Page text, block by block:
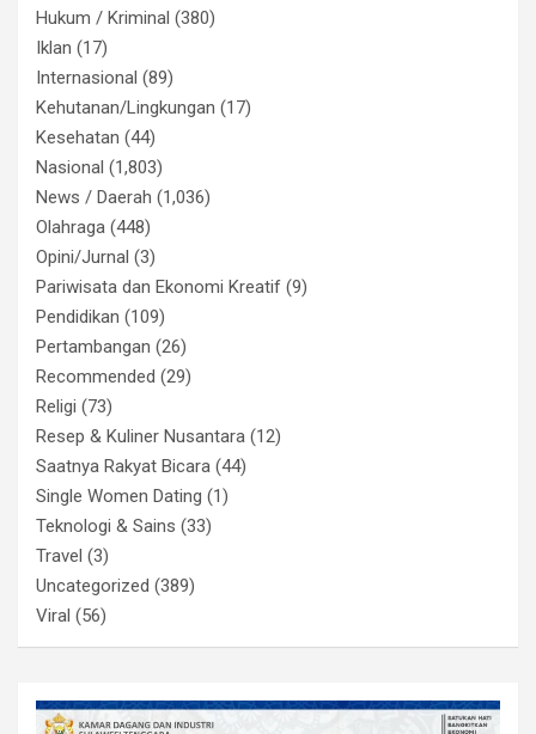
Hukum / Kriminal (380)
Iklan (17)
Internasional (89)
Kehutanan/Lingkungan (17)
Kesehatan (44)
Nasional (1,803)
News / Daerah (1,036)
Olahraga (448)
Opini/Jurnal (3)
Pariwisata dan Ekonomi Kreatif (9)
Pendidikan (109)
Pertambangan (26)
Recommended (29)
Religi (73)
Resep & Kuliner Nusantara (12)
Saatnya Rakyat Bicara (44)
Single Women Dating (1)
Teknologi & Sains (33)
Travel (3)
Uncategorized (389)
Viral (56)